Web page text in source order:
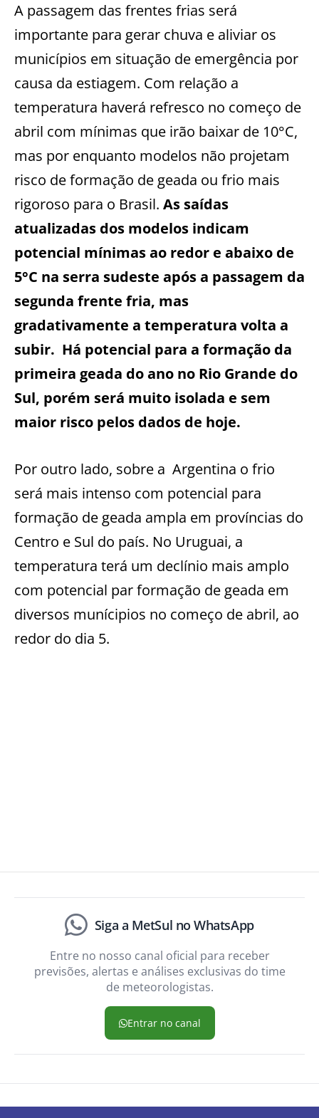
A passagem das frentes frias será
importante para gerar chuva e aliviar os
municípios em situação de emergência por
causa da estiagem. Com relação a
temperatura haverá refresco no começo de
abril com mínimas que irão baixar de 10°C,
mas por enquanto modelos não projetam
risco de formação de geada ou frio mais
rigoroso para o Brasil. As saídas
atualizadas dos modelos indicam
potencial mínimas ao redor e abaixo de
5°C na serra sudeste após a passagem da
segunda frente fria, mas
gradativamente a temperatura volta a
subir. Há potencial para a formação da
primeira geada do ano no Rio Grande do
Sul, porém será muito isolada e sem
maior risco pelos dados de hoje.
Por outro lado, sobre a Argentina o frio
será mais intenso com potencial para
formação de geada ampla em províncias do
Centro e Sul do país. No Uruguai, a
temperatura terá um declínio mais amplo
com potencial par formação de geada em
diversos munícipios no começo de abril, ao
redor do dia 5.
Siga a MetSul no WhatsApp
Entre no nosso canal oficial para receber
previsões, alertas e análises exclusivas do time
de meteorologistas.
Entrar no canal